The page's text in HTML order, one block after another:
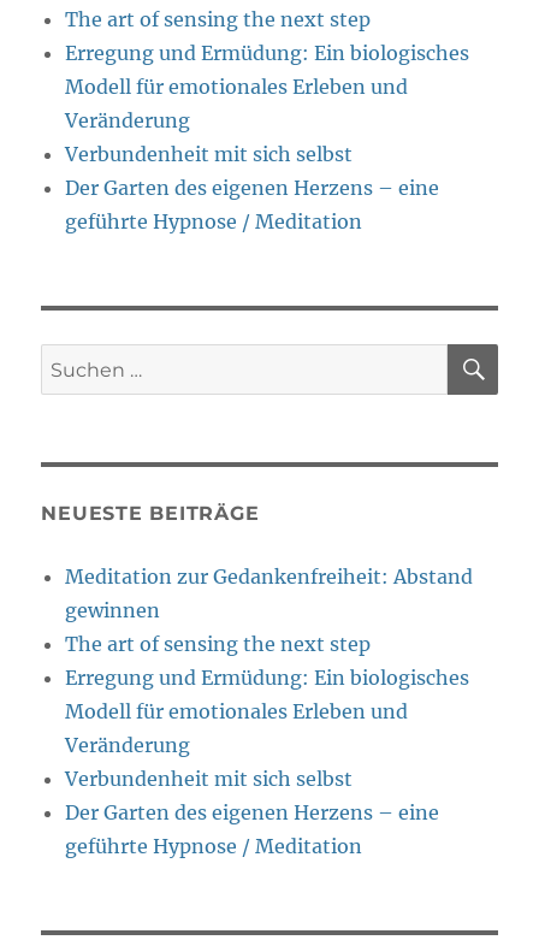
The art of sensing the next step
Erregung und Ermüdung: Ein biologisches
Modell für emotionales Erleben und
Veränderung
Verbundenheit mit sich selbst
Der Garten des eigenen Herzens – eine
geführte Hypnose / Meditation
Suche
nach:
NEUESTE BEITRÄGE
Meditation zur Gedankenfreiheit: Abstand
gewinnen
The art of sensing the next step
Erregung und Ermüdung: Ein biologisches
Modell für emotionales Erleben und
Veränderung
Verbundenheit mit sich selbst
Der Garten des eigenen Herzens – eine
geführte Hypnose / Meditation